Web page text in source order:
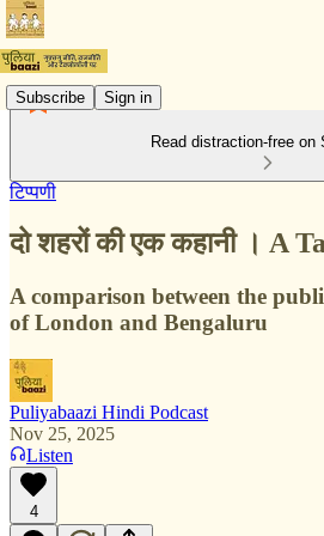
Subscribe Sign in
Read distraction-free on
टिप्पणी
दो शहरों की एक कहानी । A
A comparison between the
of London and Bengaluru
Puliyabaazi Hindi Podcast
Nov 25, 2025
Listen
4